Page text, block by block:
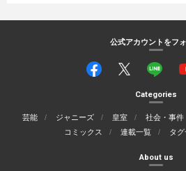
公式アカウントをフ
Categories
芸能 ジャニーズ 皇室 社会・事件
コミックス
連載一覧 タ
About us